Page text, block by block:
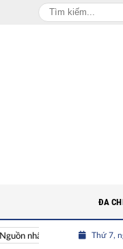
lực Việt Nhân
Thứ 7,
ĐA